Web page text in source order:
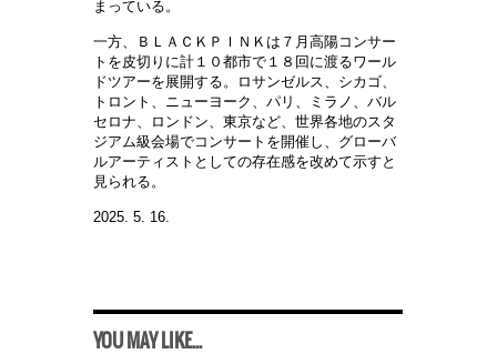
まっている。
一方、ＢＬＡＣＫＰＩＮＫは７月高陽コンサー
トを皮切りに計１０都市で１８回に渡るワール
ドツアーを展開する。ロサンゼルス、シカゴ、
トロント、ニューヨーク、パリ、ミラノ、バル
セロナ、ロンドン、東京など、世界各地のスタ
ジアム級会場でコンサートを開催し、グローバ
ルアーティストとしての存在感を改めて示すと
見られる。
2025. 5. 16.
YOU MAY LIKE...